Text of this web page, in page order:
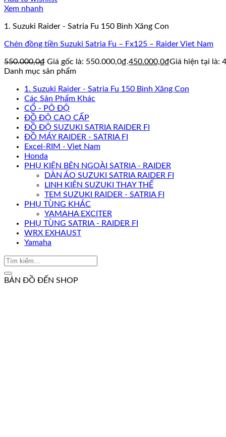
Xem nhanh
1. Suzuki Raider - Satria Fu 150 Bình Xăng Con
Chén đồng tiền Suzuki Satria Fu – Fx125 – Raider Viet Nam
550.000,0₫ Giá gốc là: 550.000,0₫.450.000,0₫Giá hiện tại là:
Danh mục sản phẩm
1. Suzuki Raider - Satria Fu 150 Bình Xăng Con
Các Sản Phẩm Khác
CỔ - PÔ ĐỘ
ĐỒ ĐỘ CAO CẤP
ĐỒ ĐỘ SUZUKI SATRIA RAIDER FI
ĐỒ MÁY RAIDER - SATRIA FI
Excel-RIM - Viet Nam
Honda
PHỤ KIỆN BÊN NGOÀI SATRIA - RAIDER
DÀN ÁO SUZUKI SATRIA RAIDER FI
LINH KIỆN SUZUKI THAY THẾ
TEM SUZUKI RAIDER - SATRIA FI
PHỤ TÙNG KHÁC
YAMAHA EXCITER
PHỤ TÙNG SATRIA - RAIDER FI
WRX EXHAUST
Yamaha
BẢN ĐỒ ĐẾN SHOP